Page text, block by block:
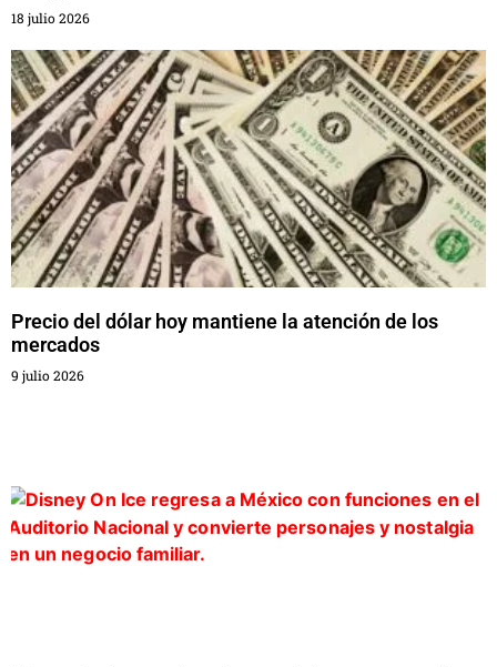
18 julio 2026
Precio del dólar hoy mantiene la atención de los
mercados
9 julio 2026